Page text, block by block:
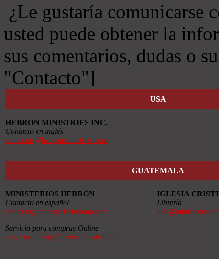
¿Le gustaría comunicarse
usted puede obtener la
sus comentarios, dudas o
"Contacto"]
USA
HEBRON MINISTRIES INC.
Contacto en inglés
contactus@hebronministries.com
GUATEMALA
MINISTERIOS HEBRÓN
Contacto en español
contacto@ministerioshebron.com
Servicio para compras Online
servicioalcliente@ministerioshebron.com
IGLESIA
Librería